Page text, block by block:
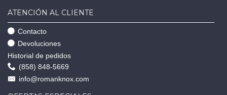
ATENCIÓN AL CLIENTE
Contacto
Devoluciones
Historial de pedidos
(858) 848-5669
info@romanknox.com